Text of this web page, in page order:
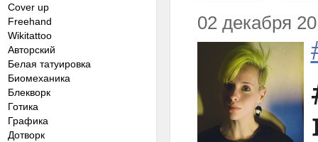
02 декабря
Cover up
Freehand
Wikitattoo
Авторский
Белая татуировка
Биомеханика
Блекворк
Готика
Графика
Дотворк